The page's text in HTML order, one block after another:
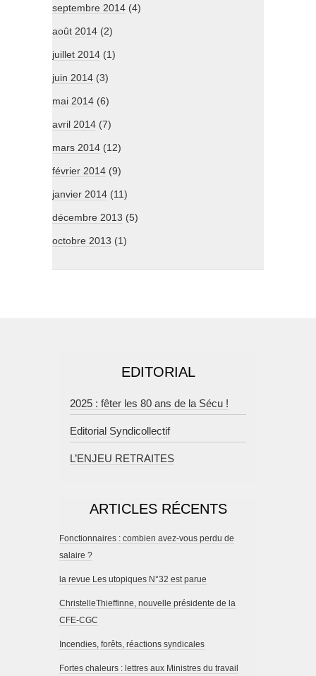
septembre 2014 (4)
août 2014 (2)
juillet 2014 (1)
juin 2014 (3)
mai 2014 (6)
avril 2014 (7)
mars 2014 (12)
février 2014 (9)
janvier 2014 (11)
décembre 2013 (5)
octobre 2013 (1)
EDITORIAL
2025 : fêter les 80 ans de la Sécu !
Editorial Syndicollectif
L’ENJEU RETRAITES
ARTICLES RÉCENTS
Fonctionnaires : combien avez-vous perdu de
salaire ?
la revue Les utopiques N°32 est parue
ChristelleThieffinne, nouvelle présidente de la
CFE-CGC
Incendies, forêts, réactions syndicales
Fortes chaleurs : lettres aux Ministres du travail